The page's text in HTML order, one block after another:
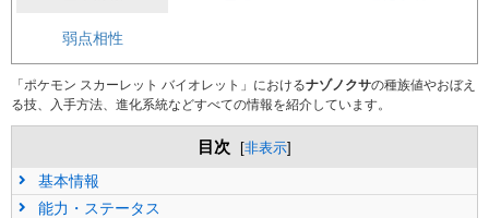
弱点相性
「ポケモン スカーレット バイオレット」におけるナゾノクサの種族値やおぼえ
る技、入手方法、進化系統などすべての情報を紹介しています。
目次 [非表示]
基本情報
能力・ステータス